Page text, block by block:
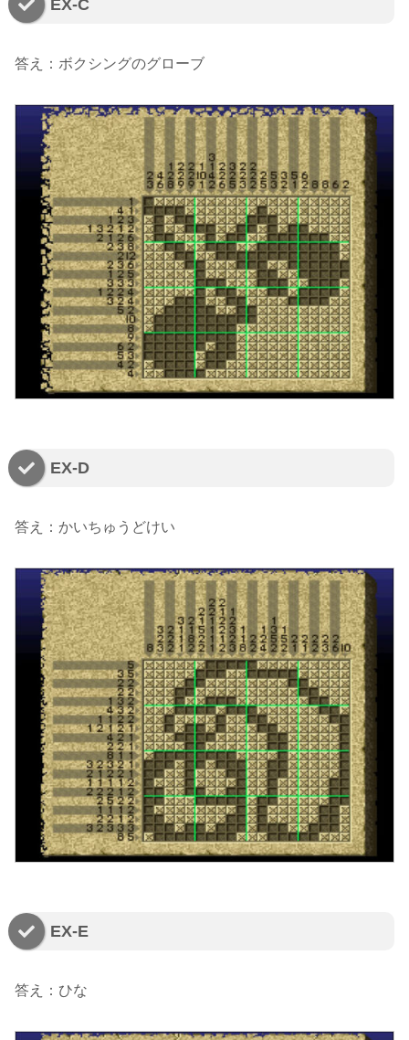
EX-C
答え：ボクシングのグローブ
EX-D
答え：かいちゅうどけい
EX-E
答え：ひな